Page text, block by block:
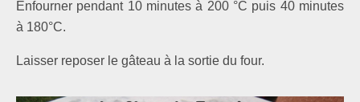
Enfourner pendant 10 minutes à 200 °C puis 40 minutes
à 180°C.
Laisser reposer le gâteau à la sortie du four.